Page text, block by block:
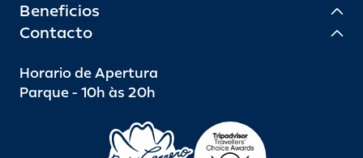
Beneficios
Contacto
Horario de Apertura
Parque - 10h às 20h